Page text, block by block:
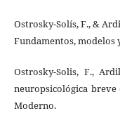
Ostrosky-Solís, F., &
Fundamentos, modelos
Ostrosky-Solis, F.,
neuropsicológica breve
Moderno.